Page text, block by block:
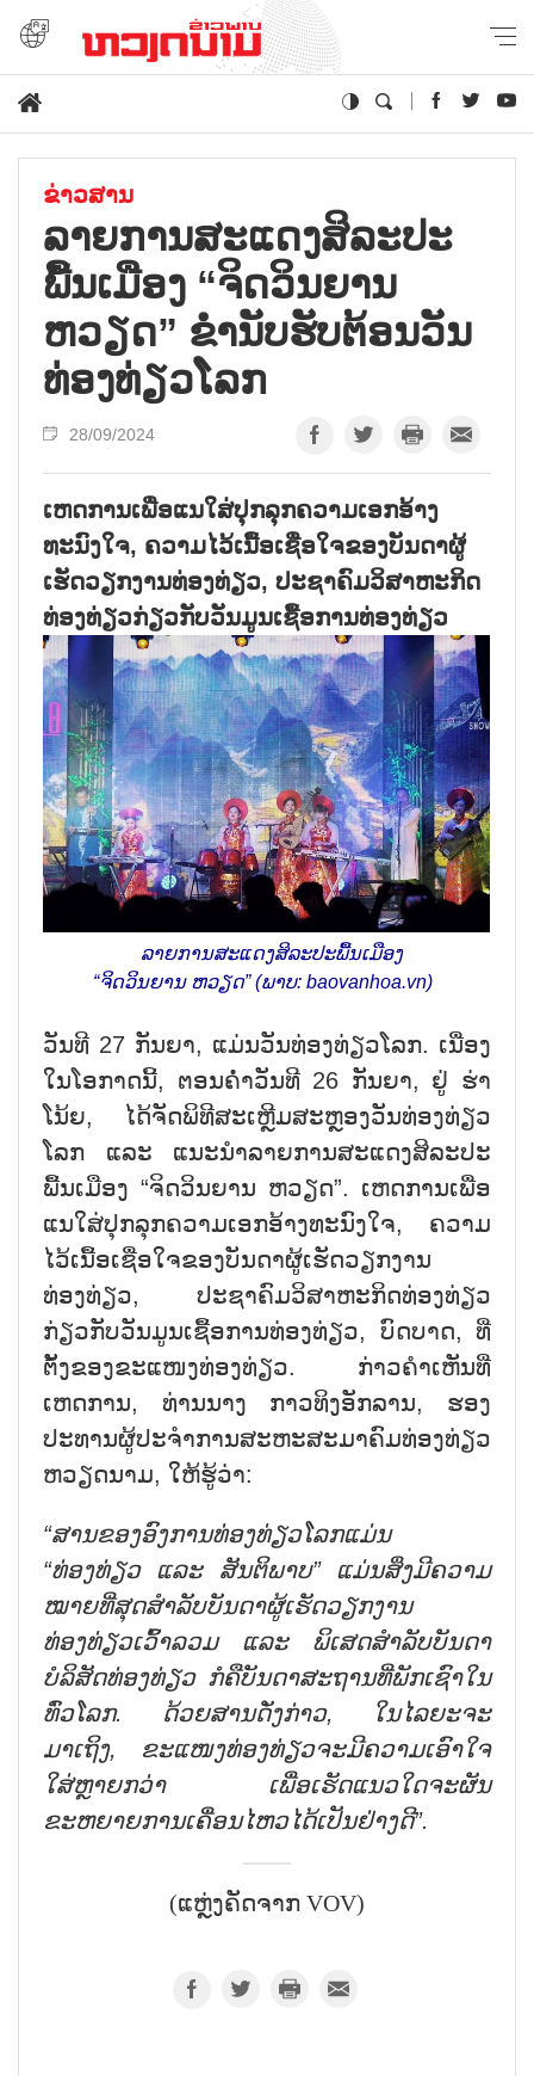
ຂ່າວສານ
ລາຍການສະແດງສິລະປະ
ພື້ນເມືອງ “ຈິດວິນຍານ
ຫວຽດ” ຂ່ຳນັບຮັບຕ້ອນວັນ
ທ່ອງທ່ຽວໂລກ
28/09/2024
ເຫດການເພື່ອແນໃສ່ປຸກລຸກຄວາມເອກອ້າງ
ທະນົງໃຈ, ຄວາມໄວ້ເນື້ອເຊື່ອໃຈຂອງບັນດາຜູ້
ເຮັດວຽກງານທ່ອງທ່ຽວ, ປະຊາຄົມວິສາຫະກິດ
ທ່ອງທ່ຽວກ່ຽວກັບວັນມູນເຊື້ອການທ່ອງທ່ຽວ
ລາຍການສະແດງສິລະປະພື້ນເມືອງ
“ຈິດວິນຍານ ຫວຽດ” (ພາບ: baovanhoa.vn)
ວັນທີ 27 ກັນຍາ, ແມ່ນວັນທ່ອງທ່ຽວໂລກ. ເນື່ອງ
ໃນໂອກາດນີ້, ຕອນຄ່ຳວັນທີ 26 ກັນຍາ, ຢູ່ ຮ່າ
ໂນ້ຍ, ໄດ້ຈັດພິທີສະເຫຼີມສະຫຼອງວັນທ່ອງທ່ຽວ
ໂລກ ແລະ ແນະນຳລາຍການສະແດງສິລະປະ
ພື້ນເມືອງ “ຈິດວິນຍານ ຫວຽດ”. ເຫດການເພື່ອ
ແນໃສ່ປຸກລຸກຄວາມເອກອ້າງທະນົງໃຈ, ຄວາມ
ໄວ້ເນື້ອເຊື່ອໃຈຂອງບັນດາຜູ້ເຮັດວຽກງານ
ທ່ອງທ່ຽວ, ປະຊາຄົມວິສາຫະກິດທ່ອງທ່ຽວ
ກ່ຽວກັບວັນມູນເຊື້ອການທ່ອງທ່ຽວ, ບົດບາດ, ທີ່
ຕັ້ງຂອງຂະແໜງທ່ອງທ່ຽວ. ກ່າວຄຳເຫັນທີ່
ເຫດການ, ທ່ານນາງ ກາວທິງອັກລານ, ຮອງ
ປະທານຜູ້ປະຈຳການສະຫະສະມາຄົມທ່ອງທ່ຽວ
ຫວຽດນາມ, ໃຫ້ຮູ້ວ່າ:
“ສານຂອງອົງການທ່ອງທ່ຽວໂລກແມ່ນ
“ທ່ອງທ່ຽວ ແລະ ສັນຕິພາບ” ແມ່ນສິ່ງມີຄວາມ
ໝາຍທີ່ສຸດສຳລັບບັນດາຜູ້ເຮັດວຽກງານ
ທ່ອງທ່ຽວເວົ້າລວມ ແລະ ພິເສດສຳລັບບັນດາ
ບໍລິສັດທ່ອງທ່ຽວ ກໍຄືບັນດາສະຖານທີ່ພັກເຊົາໃນ
ທົ່ວໂລກ. ດ້ວຍສານດັ່ງກ່າວ, ໃນໄລຍະຈະ
ມາເຖິງ, ຂະແໜງທ່ອງທ່ຽວຈະມີຄວາມເອົາໃຈ
ໃສ່ຫຼາຍກວ່າ ເພື່ອເຮັດແນວໃດຈະຜັນ
ຂະຫຍາຍການເຄື່ອນໄຫວໄດ້ເປັນຢ່າງດີ”.
(ແຫຼ່ງຄັດຈາກ VOV)